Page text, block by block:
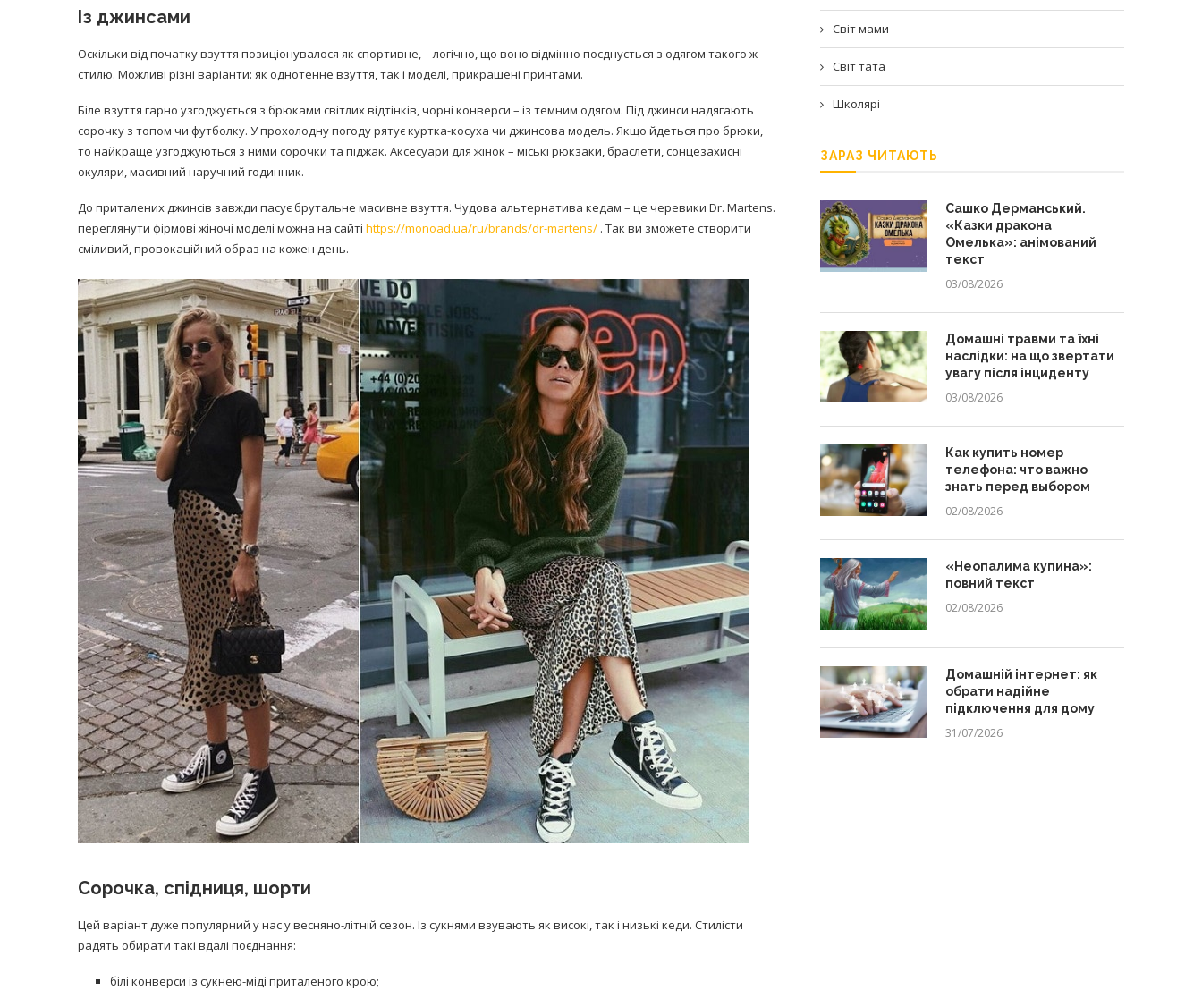
Із джинсами
Оскільки від початку взуття позиціонувалося як спортивне, – логічно, що воно відмінно поєднується з одягом такого ж
стилю. Можливі різні варіанти: як однотенне взуття, так і моделі, прикрашені принтами.
Біле взуття гарно узгоджується з брюками світлих відтінків, чорні конверси – із темним одягом. Під джинси надягають
сорочку з топом чи футболку. У прохолодну погоду рятує куртка-косуха чи джинсова модель. Якщо йдеться про брюки,
то найкраще узгоджуються з ними сорочки та піджак. Аксесуари для жінок – міські рюкзаки, браслети, сонцезахисні
окуляри, масивний наручний годинник.
До приталених джинсів завжди пасує брутальне масивне взуття. Чудова альтернатива кедам – це черевики Dr. Martens.
переглянути фірмові жіночі моделі можна на сайті https://monoad.ua/ru/brands/dr-martens/ . Так ви зможете створити
сміливий, провокаційний образ на кожен день.
Сорочка, спідниця, шорти
Цей варіант дуже популярний у нас у весняно-літній сезон. Із сукнями взувають як високі, так і низькі кеди. Стилісти
радять обирати такі вдалі поєднання:
білі конверси із сукнею-міді приталеного крою;
Світ мами
Світ тата
Школярі
ЗАРАЗ ЧИТАЮТЬ
Сашко Дерманський.
«Казки дракона
Омелька»: анімований
текст
03/08/2026
Домашні травми та їхні
наслідки: на що звертати
увагу після інциденту
03/08/2026
Как купить номер
телефона: что важно
знать перед выбором
02/08/2026
«Неопалима купина»:
повний текст
02/08/2026
Домашній інтернет: як
обрати надійне
підключення для дому
31/07/2026